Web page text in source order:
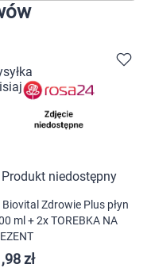
Produkt niedostępny
Biovital Zdrowie Plus płyn
ml + 2x TOREBKA NA
zł